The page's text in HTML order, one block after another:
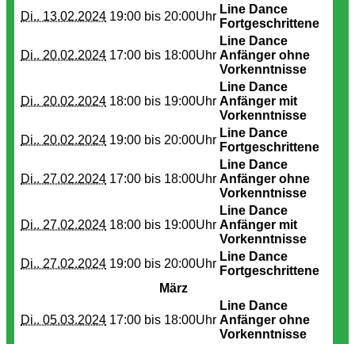
Di.. 13.02.2024 19:00 bis 20:00Uhr
Line Dance
Fortgeschrittene
Di.. 20.02.2024 17:00 bis 18:00Uhr
Line Dance
Anfänger ohne
Vorkenntnisse
Di.. 20.02.2024 18:00 bis 19:00Uhr
Line Dance
Anfänger mit
Vorkenntnisse
Di.. 20.02.2024 19:00 bis 20:00Uhr
Line Dance
Fortgeschrittene
Di.. 27.02.2024 17:00 bis 18:00Uhr
Line Dance
Anfänger ohne
Vorkenntnisse
Di.. 27.02.2024 18:00 bis 19:00Uhr
Line Dance
Anfänger mit
Vorkenntnisse
Di.. 27.02.2024 19:00 bis 20:00Uhr
Line Dance
Fortgeschrittene
März
Di.. 05.03.2024 17:00 bis 18:00Uhr
Line Dance
Anfänger ohne
Vorkenntnisse